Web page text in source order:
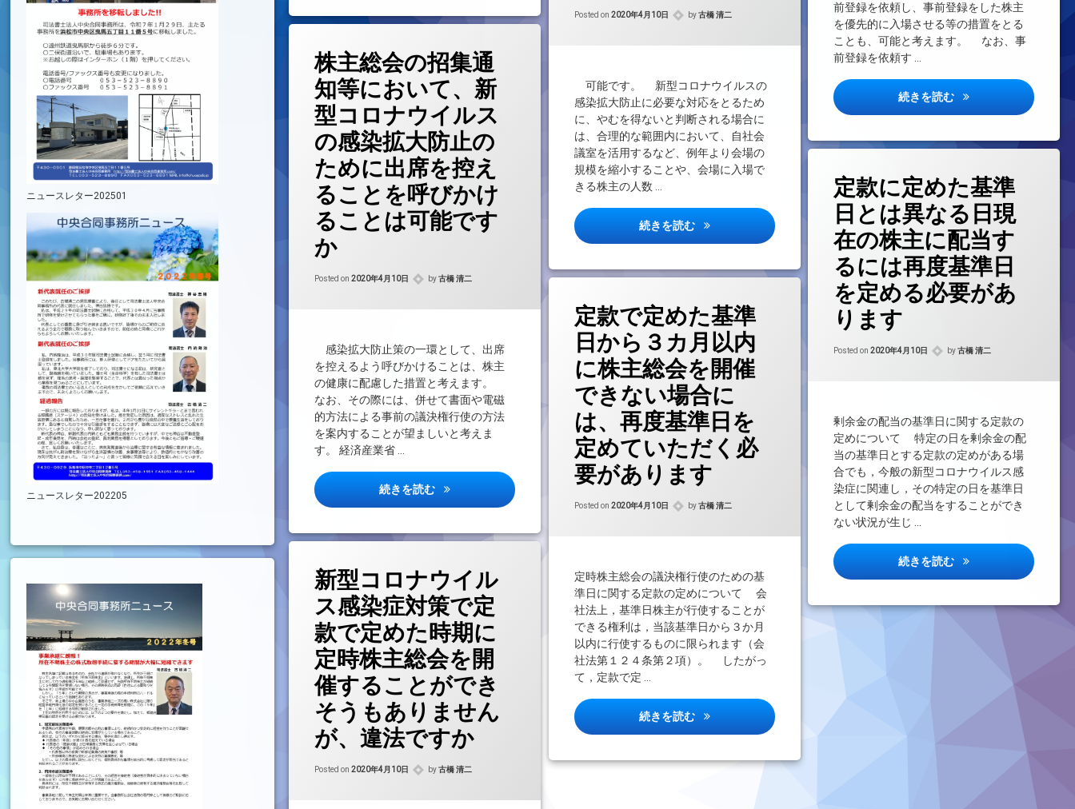
前登録を依頼し、事前登録をした株主
を優先的に入場させる等の措置をとる
ことも、可能と考えます。 なお、事
前登録を依頼す …
続きを読む 株主総会への出席に
Posted on 2020年4月10日 by古橋 清二
可能です。 新型コロナウイルスの
感染拡大防止に必要な対応をとるため
に、やむを得ないと判断される場合に
は、合理的な範囲内において、自社会
議室を活用するなど、例年より会場の
規模を縮小することや、会場に入場で
きる株主の人数 …
続きを読む 新型コロナウイルスの感染拡大防止に必要な対応をとるために、会場に
株主総会の招集通
知等において、新
型コロナウイルス
の感染拡大防止の
ために出席を控え
ることを呼びかけ
ることは可能です
か
Posted on 2020年4月10日 by古橋 清二
感染拡大防止策の一環として、出席
を控えるよう呼びかけることは、株主
の健康に配慮した措置と考えます。
なお、その際には、併せて書面や電磁
的方法による事前の議決権行使の方法
を案内することが望ましいと考えま
す。 経済産業省 …
続きを読む 株主総会の招集通知等において、新型コロナウイルスの感染拡大防止のために出席を控えることを呼びかけることは可能ですか
定款に定めた基準
日とは異なる日現
在の株主に配当す
るには再度基準日
を定める必要があ
ります
Posted on2020年4月10日 by古橋 清二
剰余金の配当の基準日に関する定款の
定めについて 特定の日を剰余金の配
当の基準日とする定款の定めがある場
合でも，今般の新型コロナウイルス感
染症に関連し，その特定の日を基準日
として剰余金の配当をすることができ
ない状況が生じ …
続きを読む 定款に定めた基準日
定款で定めた基準
日から３カ月以内
に株主総会を開催
できない場合に
は、再度基準日を
定めていただく必
要があります
Posted on 2020年4月10日 by古橋 清二
定時株主総会の議決権行使のための基
準日に関する定款の定めについて 会
社法上，基準日株主が行使することが
できる権利は，当該基準日から３か月
以内に行使するものに限られます（会
社法第１２４条第２項）。 したがっ
て，定款で定 …
続きを読む 定款で定めた基準日から３カ月以内に株主総会を開催できない場合には
新型コロナウイル
ス感染症対策で定
款で定めた時期に
定時株主総会を開
催することができ
そうもありません
が、違法ですか
Posted on 2020年4月10日 by古橋 清二
ニュースレター202501
ニュースレター202205